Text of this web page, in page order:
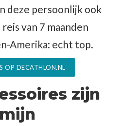
deze persoonlijk ook
van 7 maanden
Amerika: echt top.
OP DECATHLON.NL
zijn